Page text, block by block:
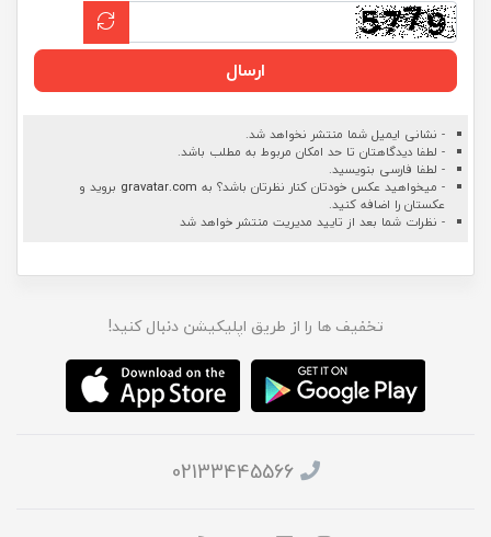
ارسال
- نشانی ایمیل شما منتشر نخواهد شد.
- لطفا دیدگاهتان تا حد امکان مربوط به مطلب باشد.
- لطفا فارسی بنویسید.
- میخواهید عکس خودتان کنار نظرتان باشد؟ به gravatar.com بروید و
عکستان را اضافه کنید.
- نظرات شما بعد از تایید مدیریت منتشر خواهد شد
تخفیف ها را از طریق اپلیکیشن دنبال کنید!
02133445566